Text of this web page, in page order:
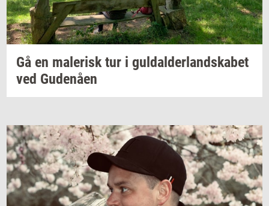
Gå en ma­le­risktur i gul­dal­der­land­ska­bet
ved Gu­denå­en